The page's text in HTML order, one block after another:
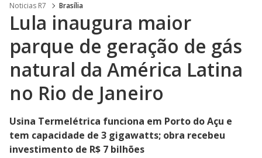
Noticias R7 Brasília
Lula inaugura maior
parque de geração de gás
natural da América Latina
no Rio de Janeiro
Usina Termelétrica funciona em Porto do Açu e
tem capacidade de 3 gigawatts; obra recebeu
investimento de R$ 7 bilhões